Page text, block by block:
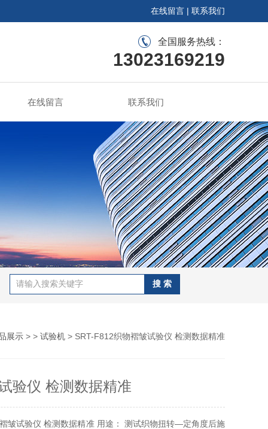
在线留言 | 联系我们
全国服务热线：
13023169219
在线留言 联系我们
展示 > > 试验机 > SRT-F812织物褶皱试验仪 检测数据精准
验仪 检测数据精准
皱试验仪 检测数据精准 用途： 测试织物扭转—定角度后施